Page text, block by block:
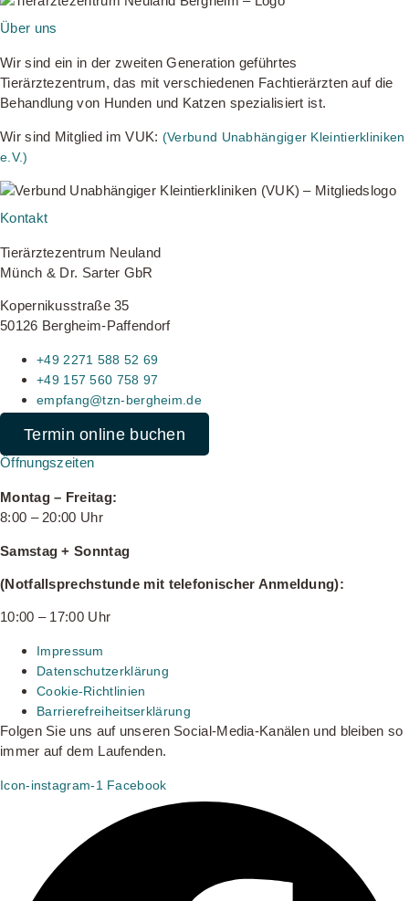
Über uns
Wir sind ein in der zweiten Generation geführtes
Tierärztezentrum, das mit verschiedenen Fachtierärzten auf die
Behandlung von Hunden und Katzen spezialisiert ist.
Wir sind Mitglied im VUK: (Verbund Unabhängiger Kleintierkliniken
e.V.)
Kontakt
Tierärztezentrum Neuland
Münch & Dr. Sarter GbR
Kopernikusstraße 35
50126 Bergheim-Paffendorf
+49 2271 588 52 69
+49 157 560 758 97
empfang@tzn-bergheim.de
Termin online buchen
Öffnungszeiten
Montag – Freitag:
8:00 – 20:00 Uhr
Samstag + Sonntag
(Notfallsprechstunde mit telefonischer Anmeldung):
10:00 – 17:00 Uhr
Impressum
Datenschutzerklärung
Cookie-Richtlinien
Barrierefreiheitserklärung
Folgen Sie uns auf unseren Social-Media-Kanälen und bleiben so
immer auf dem Laufenden.
Icon-instagram-1 Facebook